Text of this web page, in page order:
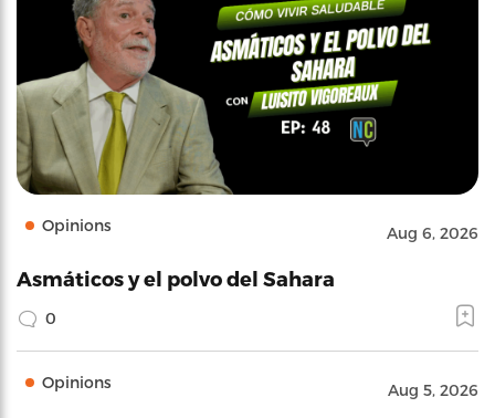
Opinions Aug 6, 2026
Asmáticos y el polvo del Sahara
0
Opinions Aug 5, 2026